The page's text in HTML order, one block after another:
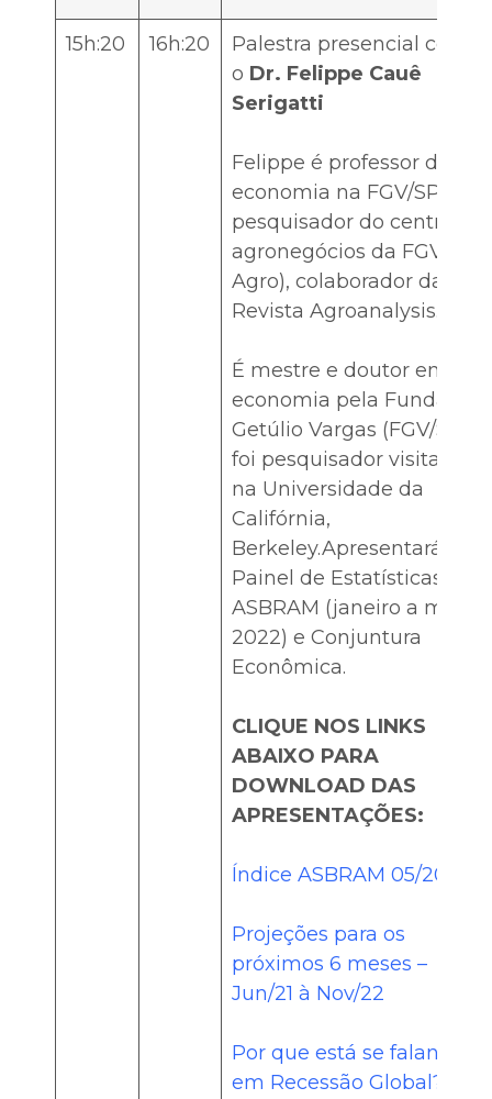
15h:20 16h:20
Palestra presencial com
o Dr. Felippe Cauê
Serigatti
Felippe é professor de
economia na FGV/SP,
pesquisador do centro de
agronegócios da FGV (GV
Agro), colaborador da
Revista Agroanalysis.
É mestre e doutor em
economia pela Fundação
Getúlio Vargas (FGV/SP) e
foi pesquisador visitante
na Universidade da
Califórnia,
Berkeley.Apresentará o
Painel de Estatísticas da
ASBRAM (janeiro a maio
2022) e Conjuntura
Econômica.
CLIQUE NOS LINKS
ABAIXO PARA
DOWNLOAD DAS
APRESENTAÇÕES:
Índice ASBRAM 05/2022
Projeções para os
próximos 6 meses –
Jun/21 à Nov/22
Por que está se falando
em Recessão Global?